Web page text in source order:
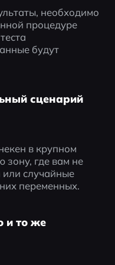
необходимо
процедуре
будут
сценарий
в крупном
зону, где вам не
или случайные
переменных.
и то же